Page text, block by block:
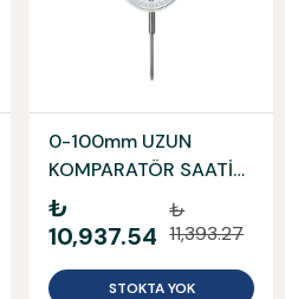
0-100mm UZUN
KOMPARATÖR SAATİ
DW4KS100 DW
₺
10,937.54
₺
11,393.27
STOKTA YOK